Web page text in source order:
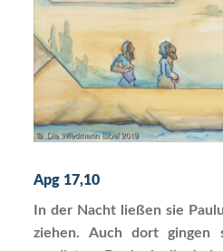
Apg 17,10
In der Nacht ließen sie
ziehen. Auch dort gingen